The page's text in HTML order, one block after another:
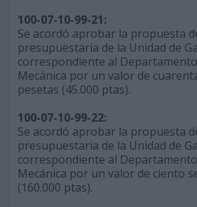
100-07-10-99-21:
Se acordó aprobar la propuesta
presupuestaria de la Unidad de
correspondiente al
Mecánica por un valor de
pesetas (45.000 ptas).
100-07-10-99-22:
Se acordó aprobar la propuesta
presupuestaria de la Unidad de
correspondiente al
Mecánica por un valor de ciento
(160.000 ptas).